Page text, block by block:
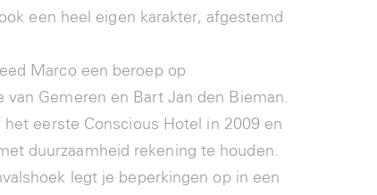
een heel eigen karakter, afgestemd
Marco een beroep op
Gemeren en Bart Jan den Bieman.
het eerste Conscious Hotel in 2009 en
duurzaamheid rekening te houden.
legt je beperkingen op in een